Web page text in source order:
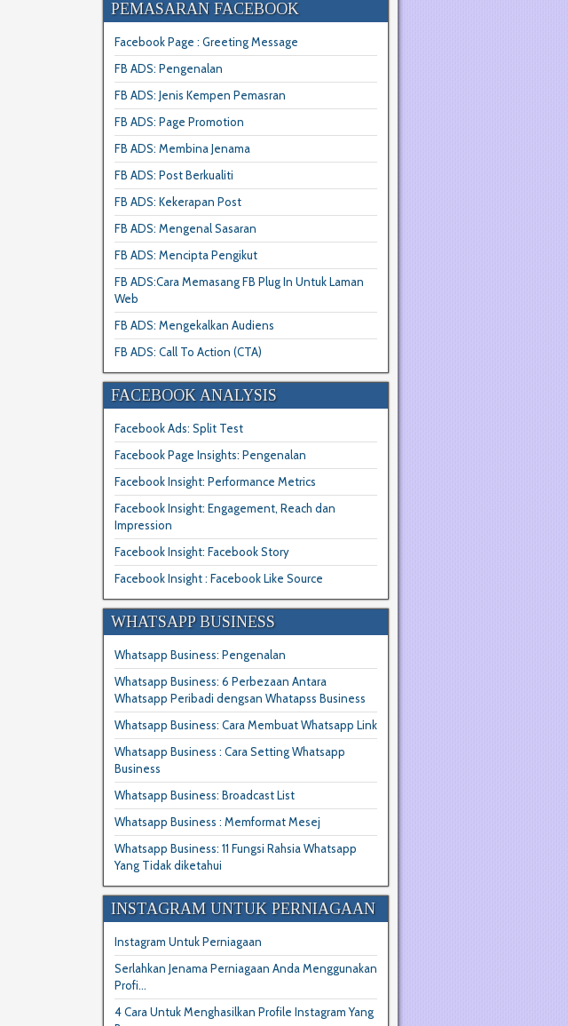
PEMASARAN FACEBOOK
Facebook Page : Greeting Message
FB ADS: Pengenalan
FB ADS: Jenis Kempen Pemasran
FB ADS: Page Promotion
FB ADS: Membina Jenama
FB ADS: Post Berkualiti
FB ADS: Kekerapan Post
FB ADS: Mengenal Sasaran
FB ADS: Mencipta Pengikut
FB ADS:Cara Memasang FB Plug In Untuk Laman
Web
FB ADS: Mengekalkan Audiens
FB ADS: Call To Action (CTA)
FACEBOOK ANALYSIS
Facebook Ads: Split Test
Facebook Page Insights: Pengenalan
Facebook Insight: Performance Metrics
Facebook Insight: Engagement, Reach dan
Impression
Facebook Insight: Facebook Story
Facebook Insight : Facebook Like Source
WHATSAPP BUSINESS
Whatsapp Business: Pengenalan
Whatsapp Business: 6 Perbezaan Antara
Whatsapp Peribadi dengsan Whatapss Business
Whatsapp Business: Cara Membuat Whatsapp Link
Whatsapp Business : Cara Setting Whatsapp
Business
Whatsapp Business: Broadcast List
Whatsapp Business : Memformat Mesej
Whatsapp Business: 11 Fungsi Rahsia Whatsapp
Yang Tidak diketahui
INSTAGRAM UNTUK PERNIAGAAN
Instagram Untuk Perniagaan
Serlahkan Jenama Perniagaan Anda Menggunakan
Profi...
4 Cara Untuk Menghasilkan Profile Instagram Yang